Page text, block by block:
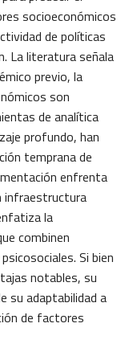
socioeconómicos
de políticas
La literatura señala
previo, la
son
de analítica
profundo, han
temprana de
enfrenta
infraestructura
la
combinen
Si bien
notables, su
su adaptabilidad a
de factores